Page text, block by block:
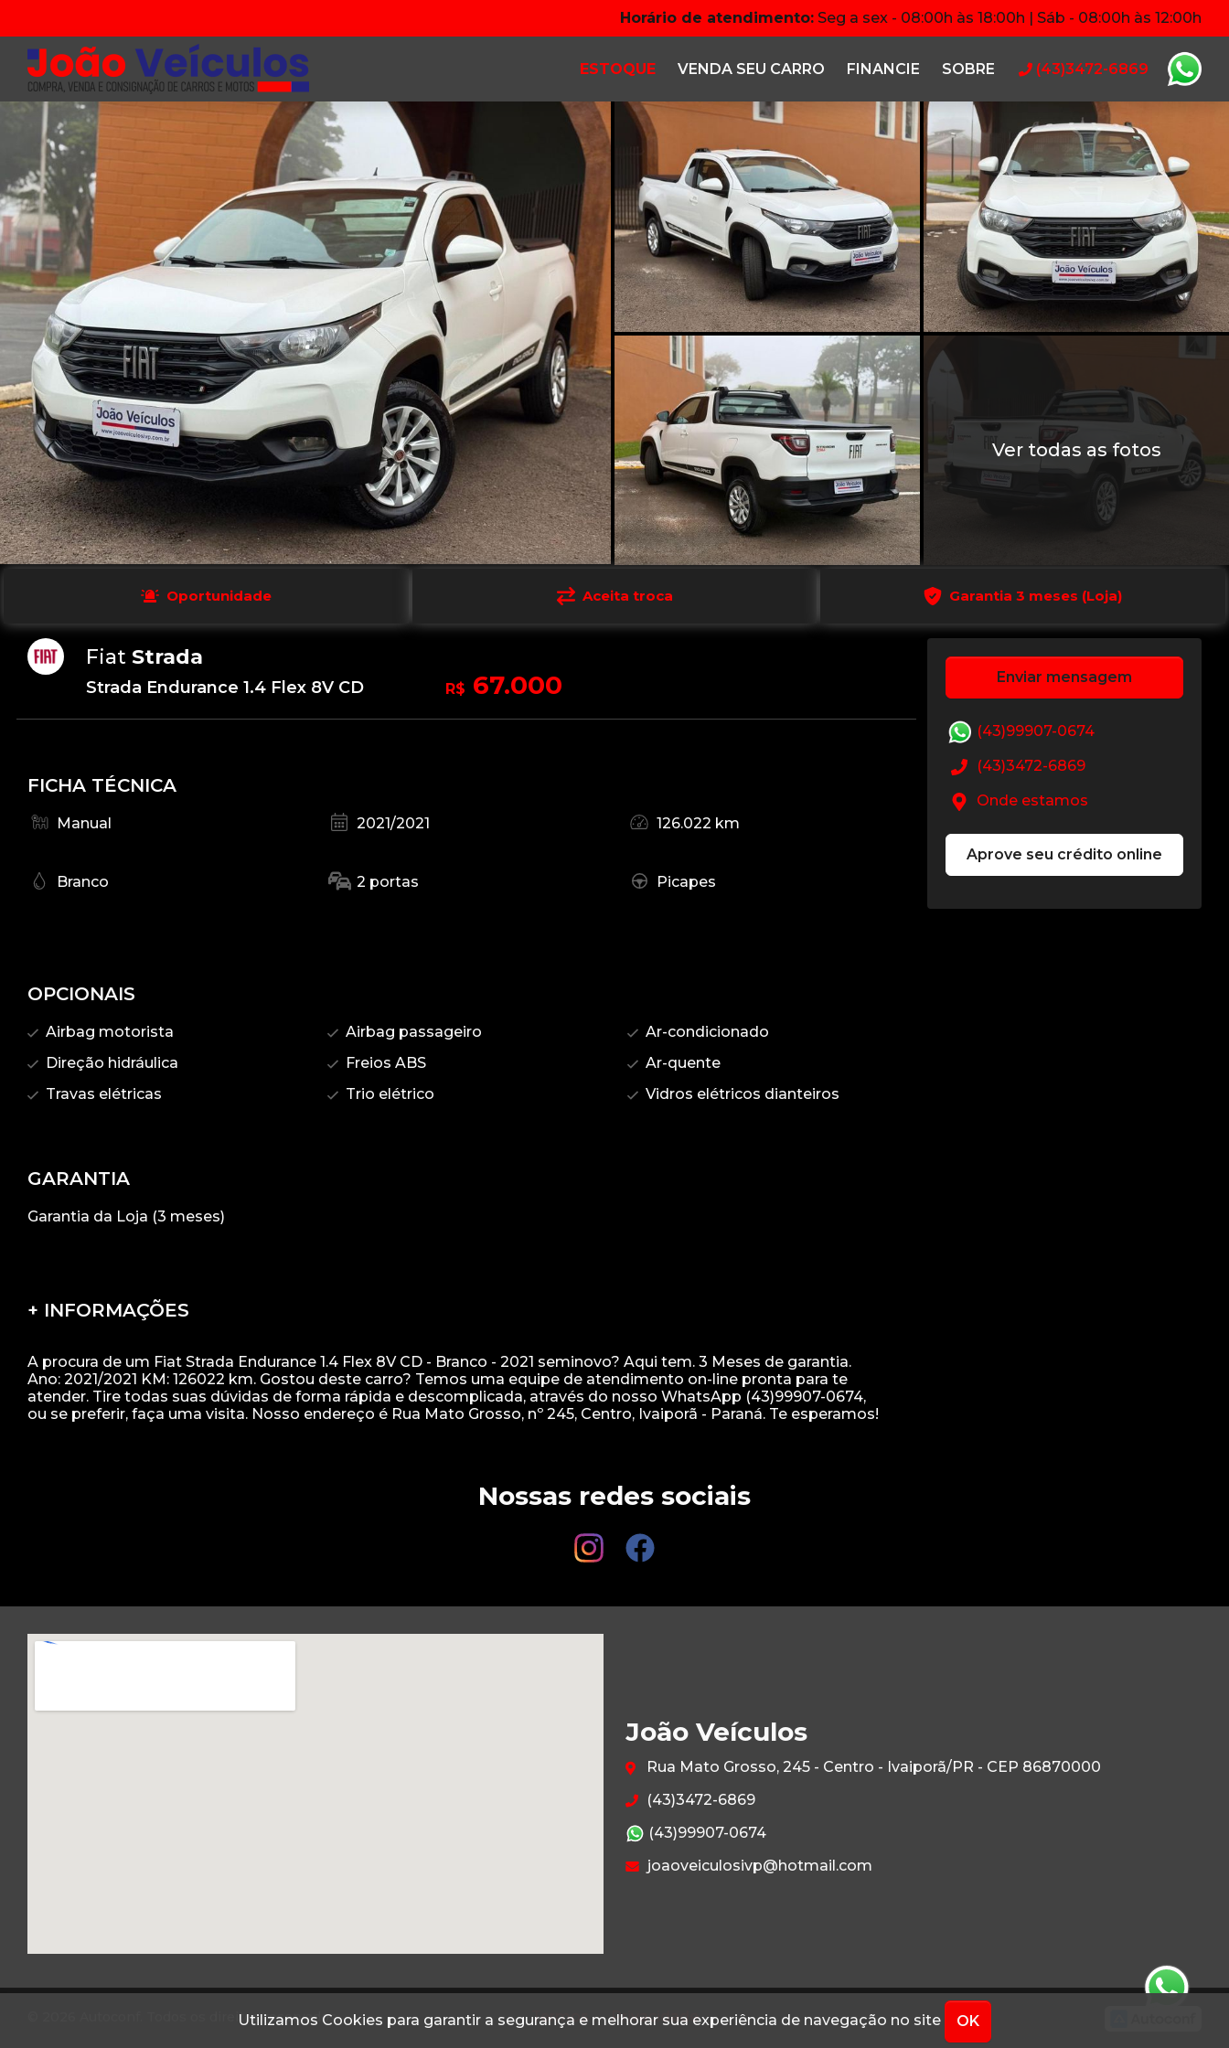
Utilizamos Cookies para garantir a segurança e melhorar sua experiência de navegação no site OK
Horário de atendimento: Seg a sex - 08:00h às 18:00h | Sáb - 08:00h às 12:00h
ESTOQUE VENDA SEU CARRO FINANCIE SOBRE (43)3472-6869
Ver todas as fotos
Oportunidade Aceita troca Garantia 3 meses (Loja)
Fiat Strada
Strada Endurance 1.4 Flex 8V CD R$ 67.000
FICHA TÉCNICA
Manual 2021/2021 126.022 km
Branco 2 portas Picapes
OPCIONAIS
Airbag motorista Airbag passageiro
Ar-condicionado
Direção hidráulica
Freios ABS
Ar-quente
Travas elétricas
Trio elétrico Vidros elétricos dianteiros
GARANTIA
Garantia da Loja (3 meses)
+ INFORMAÇÕES
A procura de um Fiat Strada Endurance 1.4 Flex 8V CD - Branco - 2021 seminovo? Aqui tem. 3 Meses de garantia.
Ano: 2021/2021 KM: 126022 km. Gostou deste carro? Temos uma equipe de atendimento on-line pronta para te
atender. Tire todas suas dúvidas de forma rápida e descomplicada, através do nosso WhatsApp (43)99907-0674,
Enviar mensagem
(43)99907-0674
(43)3472-6869
Onde estamos
Aprove seu crédito online
Nossas redes sociais
João Veículos
Rua Mato Grosso, 245 - Centro - Ivaiporã/PR - CEP 86870000
(43)3472-6869
(43)99907-0674
joaoveiculosivp@hotmail.com
© 2026 Autoconf. Todos os direitos reservados. Termos Privacidade